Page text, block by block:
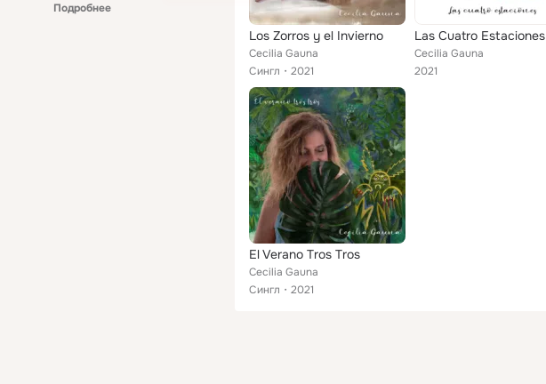
Подробнее
Los Zorros y el Invierno
Cecilia Gauna
Сингл
2021
Las Cuatro Estaciones
Cecilia Gauna
2021
El Verano Tros Tros
Cecilia Gauna
Сингл
2021